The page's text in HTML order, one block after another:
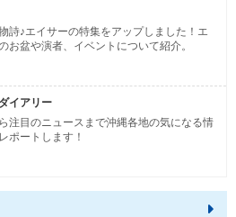
詩♪エイサーの特集をアップしました！エ
お盆や演者、イベントについて紹介。
イアリー
注目のニュースまで沖縄各地の気になる情
ポートします！